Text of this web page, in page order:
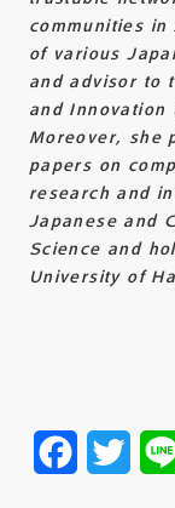
communities in
of various
and advisor to
and Innovation
Moreover, she
papers on
research and
Japanese and
Science and
University of